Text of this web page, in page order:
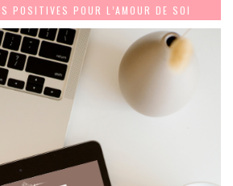
POSITIVES POUR L’AMOUR DE SOI